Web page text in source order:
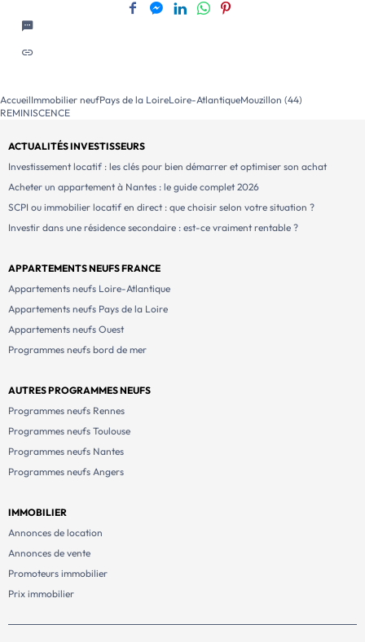
AccueilImmobilier neufPays de la LoireLoire-AtlantiqueMouzillon (44)
REMINISCENCE
ACTUALITÉS INVESTISSEURS
Investissement locatif : les clés pour bien démarrer et optimiser son achat
Acheter un appartement à Nantes : le guide complet 2026
SCPI ou immobilier locatif en direct : que choisir selon votre situation ?
Investir dans une résidence secondaire : est-ce vraiment rentable ?
APPARTEMENTS NEUFS FRANCE
Appartements neufs Loire-Atlantique
Appartements neufs Pays de la Loire
Appartements neufs Ouest
Programmes neufs bord de mer
AUTRES PROGRAMMES NEUFS
Programmes neufs Rennes
Programmes neufs Toulouse
Programmes neufs Nantes
Programmes neufs Angers
IMMOBILIER
Annonces de location
Annonces de vente
Promoteurs immobilier
Prix immobilier